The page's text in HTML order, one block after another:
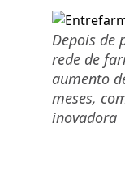
Depois de
rede de
aumento
meses,
inovadora